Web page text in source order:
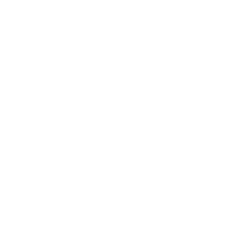
jachtinstincten van je hond.